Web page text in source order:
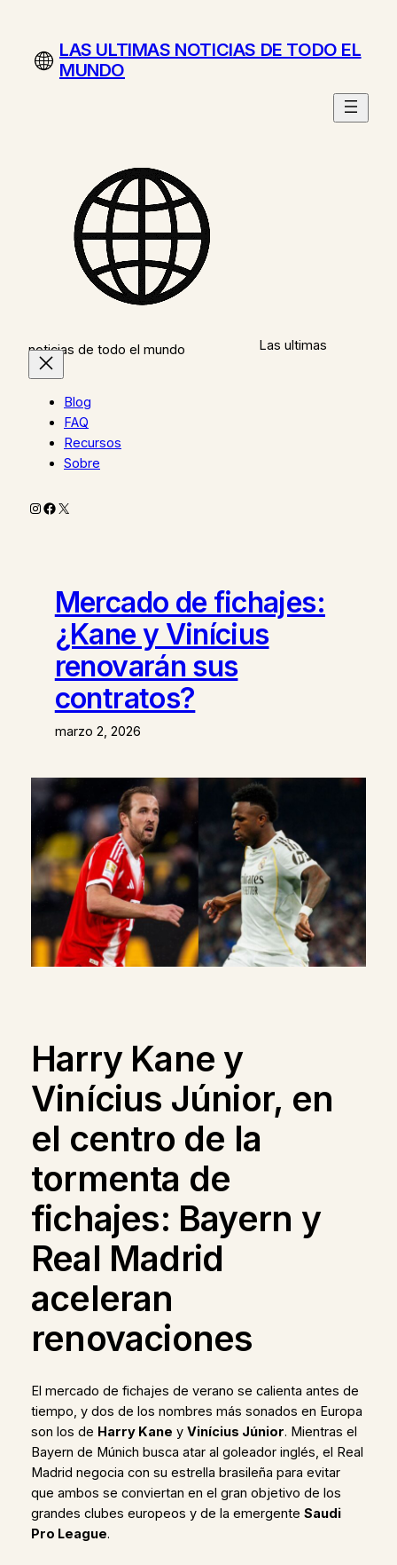
contenidoLAS ULTIMAS NOTICIAS DE TODO EL
MUNDO
Las ultimas
noticias de todo el mundo
Blog
FAQ
Recursos
Sobre
Instagram
Facebook
X
Mercado de fichajes:
¿Kane y Vinícius
renovarán sus
contratos?
marzo 2, 2026
Harry Kane y
Vinícius Júnior, en
el centro de la
tormenta de
fichajes: Bayern y
Real Madrid
aceleran
renovaciones
El mercado de fichajes de verano se calienta antes de
tiempo, y dos de los nombres más sonados en Europa
son los de Harry Kane y Vinícius Júnior. Mientras el
Bayern de Múnich busca atar al goleador inglés, el Real
Madrid negocia con su estrella brasileña para evitar
que ambos se conviertan en el gran objetivo de los
grandes clubes europeos y de la emergente Saudi
Pro League.